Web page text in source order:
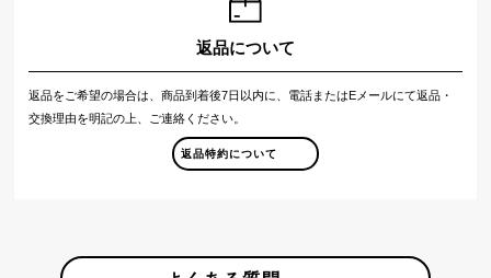
返品について
返品をご希望の場合は、商品到着後7日以内に、電話またはEメールにて返品・
交換理由を明記の上、ご連絡ください。
返品特約について